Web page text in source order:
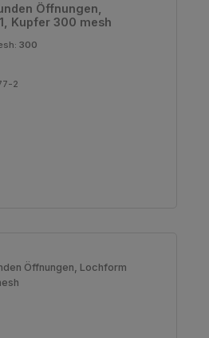
Öffnungen,
Kupfer 300 mesh
300
2